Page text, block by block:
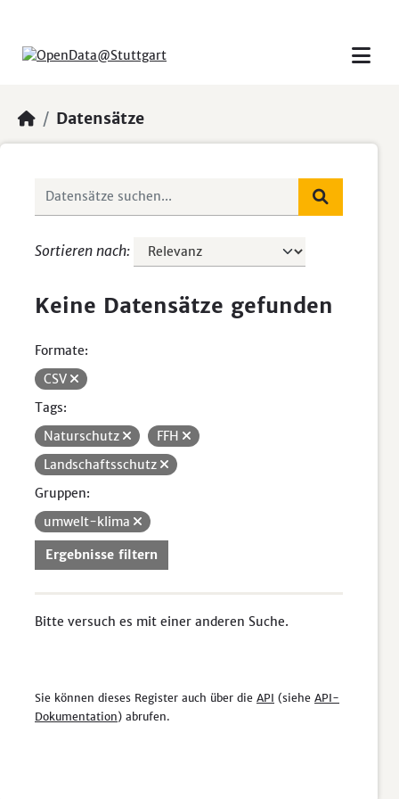
Datensätze
Sortieren nach
Keine Datensätze gefunden
Formate:
CSV
Tags:
Naturschutz
FFH
Landschaftsschutz
Gruppen:
umwelt-klima
Ergebnisse filtern
Bitte versuch es mit einer anderen Suche.
Sie können dieses Register auch über die API (siehe API-
Dokumentation) abrufen.